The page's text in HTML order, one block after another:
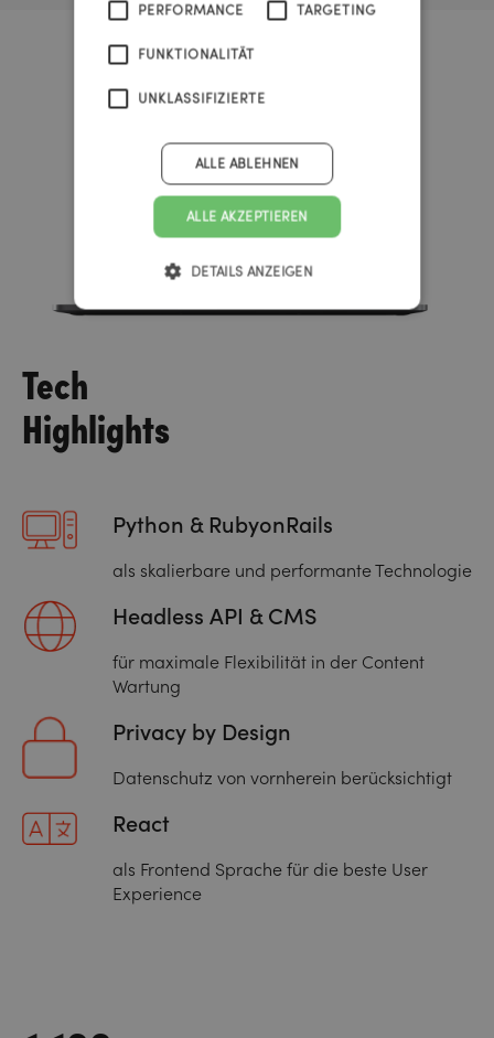
Tech
Highlights
Python & RubyonRails
als skalierbare und performante Technologie
Headless API & CMS
für maximale Flexibilität in der Content
Wartung
Privacy by Design
Datenschutz von vornherein berücksichtigt
React
als Frontend Sprache für die beste User
Experience
PERFORMANCE TARGETING
FUNKTIONALITÄT
UNKLASSIFIZIERTE
ALLE AKZEPTIEREN
ALLE ABLEHNEN
DETAILS ANZEIGEN